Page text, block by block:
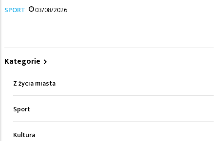
SPORT 03/08/2026
Kategorie
Z życia miasta
Sport
Kultura